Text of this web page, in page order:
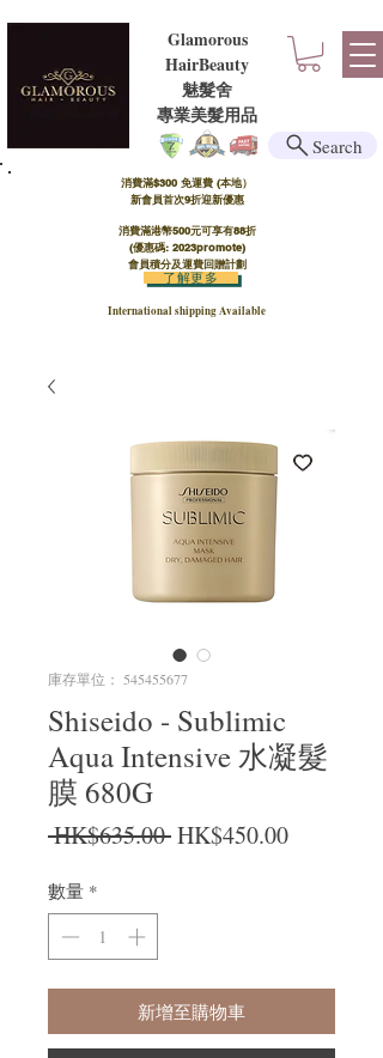
Glamorous
HairBeauty
魅髮舍
​​專業美髮用品
消費滿$300 免運費 (本地）​
新會員首次9折迎新優惠
消費滿港幣500元可享有88折
(優惠碼: 2023promote)
會員積分及運費回贈計劃
International shipping Available
了解更多
Search
庫存單位： 545455677
Shiseido - Sublimic
Aqua Intensive 水凝髮
膜 680G
HK$635.00 一般價格
HK$450.00促銷價格
數量 *
新增至購物車